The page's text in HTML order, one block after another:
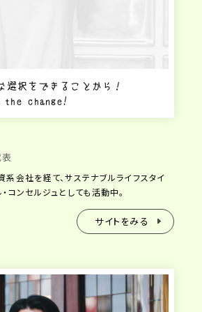
選択をできることから！
the change!
会社を経て、サステナブルライフスタイ
コンセルジュとしても活動中。
サイトをみる